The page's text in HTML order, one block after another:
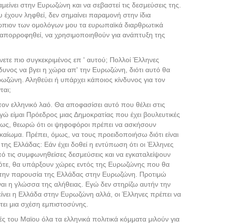
στην Ευρωζώνη και να σεβαστεί τις δεσμεύσεις της.
ληφθεί, δεν σημαίνει παραμονή στην ίδια
των ομολόγων μου τα ευρωπαϊκά διαρθρωτικά
να χρησιμοποιηθούν για ανάπτυξη της
πιο συγκεκριμένος επ ' αυτού; Πολλοί Έλληνες
να βγει η χώρα απ' την Ευρωζώνη, διότι αυτό θα
Αληθεύει ή υπάρχει κάποιος κίνδυνος για τον
λαό. Θα αποφασίσει αυτό που θέλει στις
είμαι Πρόεδρος μιας Δημοκρατίας που έχει βουλευτικές
θεωρώ ότι οι ψηφοφόροι πρέπει να ασκήσουν
Πρέπει, όμως, να τους προειδοποιήσω διότι είναι
της Ελλάδας: Εάν έχει δοθεί η εντύπωση ότι οι Έλληνες
συμφωνηθείσες δεσμεύσεις και να εγκαταλείψουν
θα υπάρξουν χώρες εντός της Ευρωζώνης που θα
παρουσία της Ελλάδας στην Ευρωζώνη. Προτιμώ
η γλώσσα της αλήθειας. Εγώ δεν στηρίζω αυτήν την
η Ελλάδα στην Ευρωζώνη αλλά, οι Έλληνες πρέπει να
μια σχέση εμπιστοσύνης.
Μαϊου όλα τα ελληνικά πολιτικά κόμματα μιλούν για